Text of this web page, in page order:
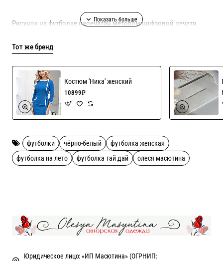
Рисунок на футболке напечатан методом цифровой печати
Состав: 92% хлопок, 8% эластан, самое лучшее качество
компакт-пенье, плотность 180 гр!
Рисунок долговечный, не линяет, не отваливается, не
выцветает т.
к.
Рекомендации по уходу ручная стирка
Тот же бренд
Костюм 'Ника' женский
10899₽
футболки чёрно-белый
футболка женская
футболка на лето
футболка тай дай олеся масютина
Юридическое лицо: «ИП Масютина» (ОГРНИП: